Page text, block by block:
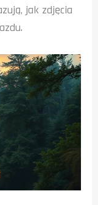
jak zdjęcia